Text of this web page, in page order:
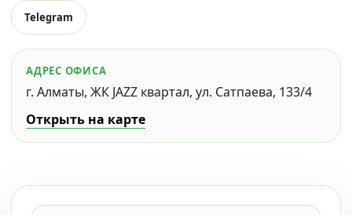
Telegram
АДРЕС ОФИСА
г. Алматы, ЖК JAZZ квартал, ул. Сатпаева, 133/4
Открыть на карте